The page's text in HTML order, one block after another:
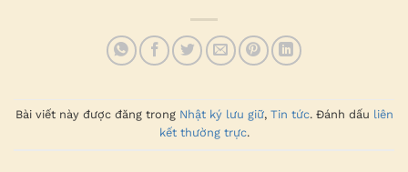
Bài viết này được đăng trong Nhật ký lưu giữ, Tin tức. Đánh dấu liên
kết thường trực.